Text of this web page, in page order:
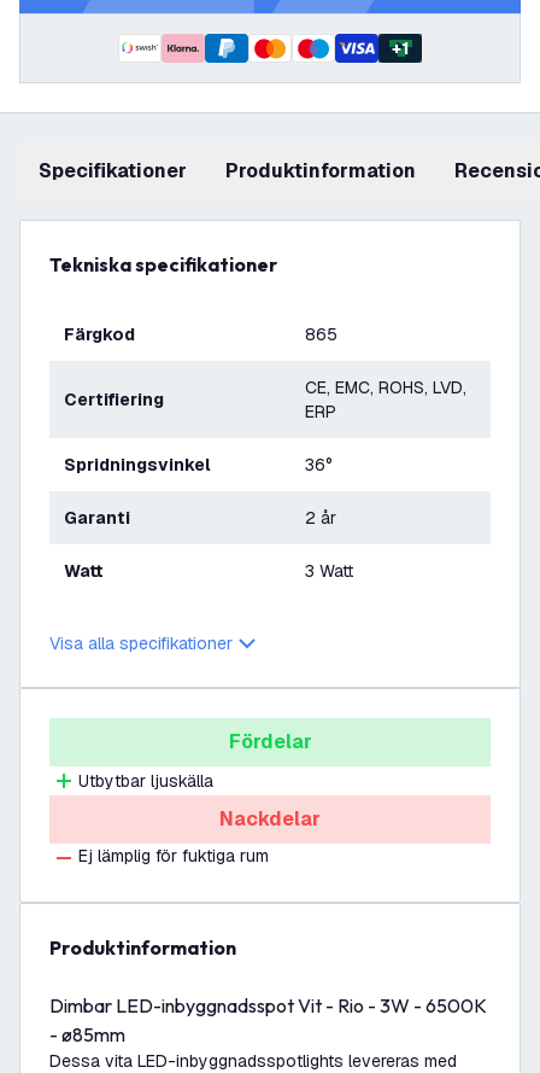
+1
Specifikationer produktinformation
Tekniska specifikationer
Färgkod 865
Certifiering
CE, EMC, ROHS, LVD,
ERP
Spridningsvinkel 36°
Garanti 2 år
Watt 3 Watt
Visa alla specifikationer
Fördelar
Utbytbar ljuskälla
Nackdelar
Ej lämplig för fuktiga rum
produktinformation
Dimbar LED-inbyggnadsspot Vit - Rio - 3W - 6500K
- ø85mm
Dessa vita LED-inbyggnadsspotlights levereras med